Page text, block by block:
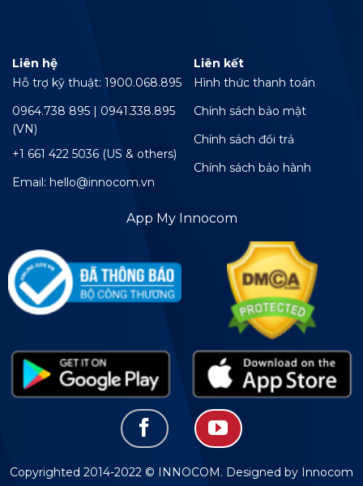
Liên hệ
Hỗ trợ kỹ thuật: 1900.068.895
0964.738 895 | 0941.338.895
(VN)
+1 661 422 5036 (US & others)
Email: hello@innocom.vn
Liên kết
Hình thức thanh toán
Chính sách bảo mật
Chính sách đổi trả
Chính sách bảo hành
App My Innocom
Copyrighted 2014-2022 © INNOCOM. Designed by Innocom